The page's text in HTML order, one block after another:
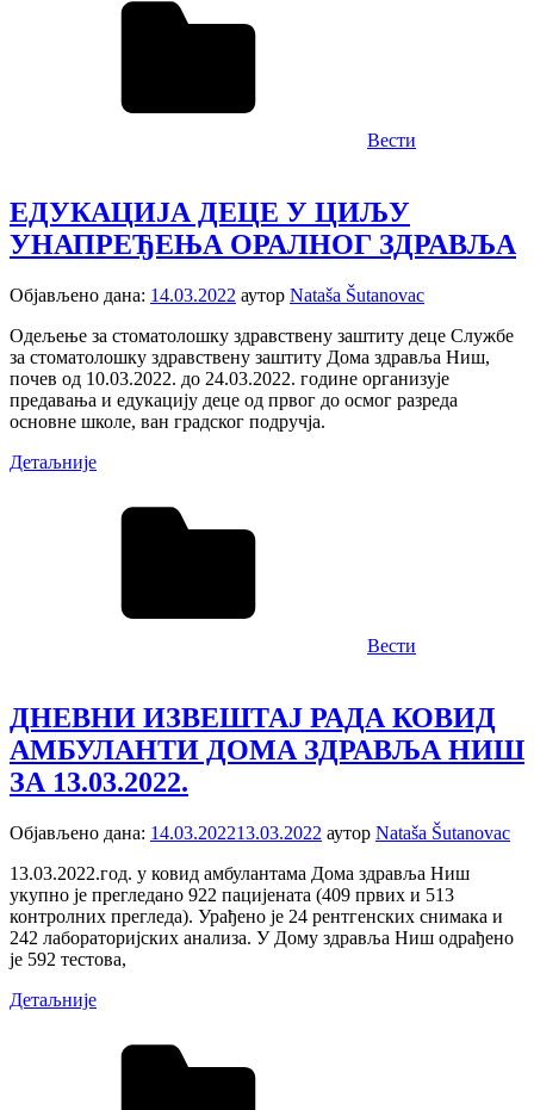
Вести
ЕДУКАЦИЈА ДЕЦЕ У ЦИЉУ
УНАПРЕЂЕЊА ОРАЛНОГ ЗДРАВЉА
Објављено дана: 14.03.2022 аутор Nataša Šutanovac
Одељење за стоматолошку здравствену заштиту деце Службе
за стоматолошку здравствену заштиту Дома здравља Ниш,
почев од 10.03.2022. до 24.03.2022. године организује
предавања и едукацију деце од првог до осмог разреда
основне школе, ван градског подручја.
Детаљније
Вести
ДНЕВНИ ИЗВЕШТАЈ РАДА КОВИД
АМБУЛАНTИ ДОМА ЗДРАВЉА НИШ
ЗА 13.03.2022.
Објављено дана: 14.03.202213.03.2022 аутор Nataša Šutanovac
13.03.2022.год. у ковид амбулантама Дома здравља Ниш
укупно је прегледанo 922 пацијенaтa (409 првих и 513
контролних прегледа). Урађено је 24 рентгенских снимака и
242 лабораторијских анализa. У Дому здравља Ниш одрађенo
је 592 тестова,
Детаљније